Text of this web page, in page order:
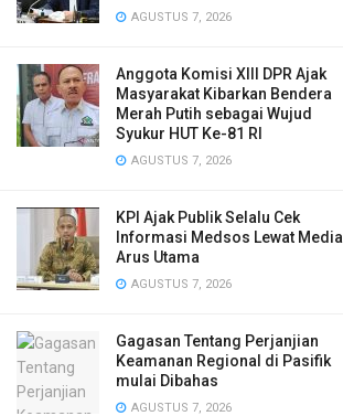
AGUSTUS 7, 2026
Anggota Komisi XIII DPR Ajak
Masyarakat Kibarkan Bendera
Merah Putih sebagai Wujud
Syukur HUT Ke-81 RI
AGUSTUS 7, 2026
KPI Ajak Publik Selalu Cek
Informasi Medsos Lewat Media
Arus Utama
AGUSTUS 7, 2026
Gagasan Tentang Perjanjian
Keamanan Regional di Pasifik
mulai Dibahas
AGUSTUS 7, 2026